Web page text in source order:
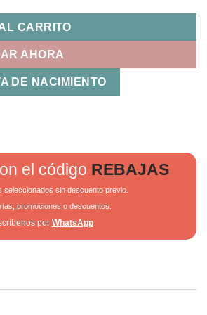
CARRITO
AHORA
DE NACIMIENTO
el código REBAJAS
seleccionados sin descuento previo.
promociones o descuentos.
por WhatsApp